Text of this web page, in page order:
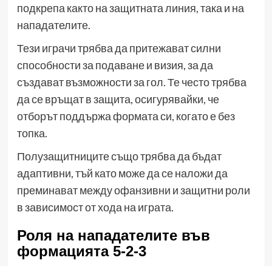
подкрепа както на защитната линия, така и на
нападателите.
Тези играчи трябва да притежават силни
способности за подаване и визия, за да
създават възможности за гол. Те често трябва
да се връщат в защита, осигурявайки, че
отборът поддържа формата си, когато е без
топка.
Полузащитниците също трябва да бъдат
адаптивни, тъй като може да се наложи да
преминават между офанзивни и защитни роли
в зависимост от хода на играта.
Роля на нападателите във
формацията 5-2-3